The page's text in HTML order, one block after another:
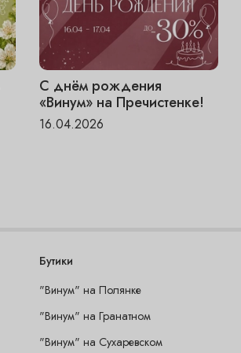
С днём рождения
«Винум» на Пречистенке!
16.04.2026
Бутики
"Винум" на Полянке
"Винум" на Гранатном
"Винум" на Сухаревском